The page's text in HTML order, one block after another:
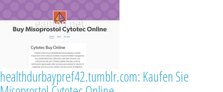
healthdurbaypref42.tumblr.com: Kaufen Sie